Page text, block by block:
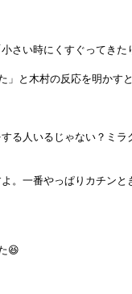
さい時にくすぐってき
」と木村の反応を明か
る人いるじゃない？ミ
。一番やっぱりカチン
😆